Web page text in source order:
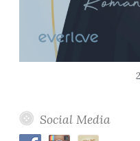
Social Media